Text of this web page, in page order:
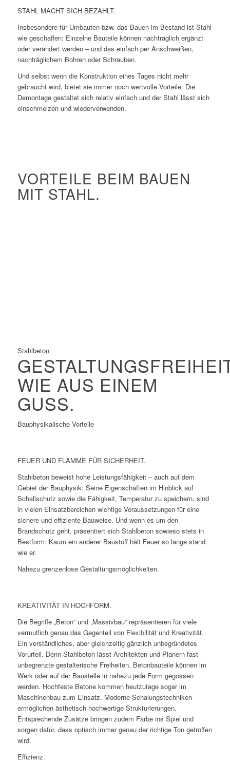
STAHL MACHT SICH BEZAHLT.
Insbesondere für Umbauten bzw. das Bauen im Bestand ist Stahl
wie geschaffen: Einzelne Bauteile können nachträglich ergänzt
oder verändert werden – und das einfach per Anschweißen,
nachträglichem Bohren oder Schrauben.
Und selbst wenn die Konstruktion eines Tages nicht mehr
gebraucht wird, bietet sie immer noch wertvolle Vorteile: Die
Demontage gestaltet sich relativ einfach und der Stahl lässt sich
einschmelzen und wiederverwenden.
VORTEILE BEIM BAUEN
MIT STAHL.
Stahlbeton
WIE AUS EINEM
GUSS.
Bauphysikalische Vorteile
FEUER UND FLAMME FÜR SICHERHEIT.
Stahlbeton beweist hohe Leistungsfähigkeit – auch auf dem
Gebiet der Bauphysik: Seine Eigenschaften im Hinblick auf
Schallschutz sowie die Fähigkeit, Temperatur zu speichern, sind
in vielen Einsatzbereichen wichtige Voraussetzungen für eine
sichere und effiziente Bauweise. Und wenn es um den
Brandschutz geht, präsentiert sich Stahlbeton sowieso stets in
Bestform: Kaum ein anderer Baustoff hält Feuer so lange stand
wie er.
Nahezu grenzenlose Gestaltungsmöglichkeiten.
KREATIVITÄT IN HOCHFORM.
Die Begriffe „Beton“ und „Massivbau“ repräsentieren für viele
vermutlich genau das Gegenteil von Flexibilität und Kreativität.
Ein verständliches, aber gleichzeitig gänzlich unbegründetes
Vorurteil. Denn Stahlbeton lässt Architekten und Planern fast
unbegrenzte gestalterische Freiheiten. Betonbauteile können im
Werk oder auf der Baustelle in nahezu jede Form gegossen
werden. Hochfeste Betone kommen heutzutage sogar im
Maschinenbau zum Einsatz. Moderne Schalungstechniken
ermöglichen ästhetisch hochwertige Strukturierungen.
Entsprechende Zusätze bringen zudem Farbe ins Spiel und
sorgen dafür, dass optisch immer genau der richtige Ton getroffen
wird.
Effizienz.